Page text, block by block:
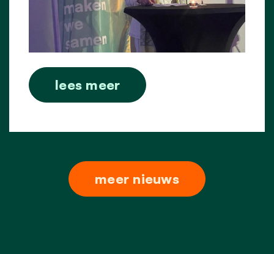
lees meer
meer nieuws